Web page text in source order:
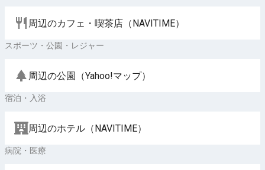
周辺のカフェ・喫茶店（NAVITIME）
スポーツ・公園・レジャー
周辺の公園（Yahoo!マップ）
宿泊・入浴
周辺のホテル（NAVITIME）
病院・医療